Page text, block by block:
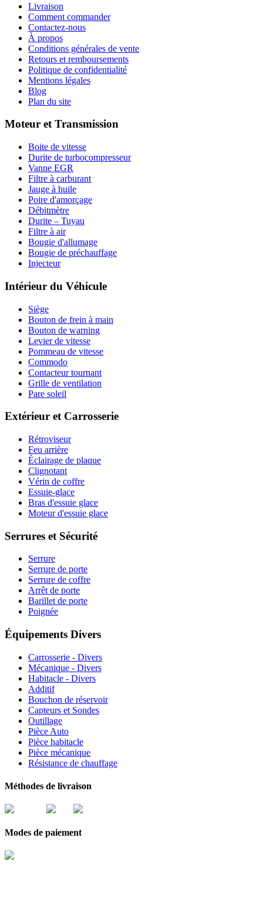
Livraison
Comment commander
Contactez-nous
À propos
Conditions générales de vente
Retours et remboursements
Politique de confidentialité
Mentions légales
Blog
Plan du site
Moteur et Transmission
Boite de vitesse
Durite de turbocompresseur
Vanne EGR
Filtre à carburant
Jauge à huile
Poire d'amorçage
Débitmètre
Durite – Tuyau
Filtre à air
Bougie d'allumage
Bougie de préchauffage
Injecteur
Intérieur du Véhicule
Siège
Bouton de frein à main
Bouton de warning
Levier de vitesse
Pommeau de vitesse
Commodo
Contacteur tournant
Grille de ventilation
Pare soleil
Extérieur et Carrosserie
Rétroviseur
Feu arrière
Éclairage de plaque
Clignotant
Vérin de coffre
Essuie-glace
Bras d'essuie glace
Moteur d'essuie glace
Serrures et Sécurité
Serrure
Serrure de porte
Serrure de coffre
Arrêt de porte
Barillet de porte
Poignée
Équipements Divers
Carrosserie - Divers
Mécanique - Divers
Habitacle - Divers
Additif
Bouchon de réservoir
Capteurs et Sondes
Outillage
Pièce Auto
Pièce habitacle
Pièce mécanique
Résistance de chauffage
Méthodes de livraison
Modes de paiement